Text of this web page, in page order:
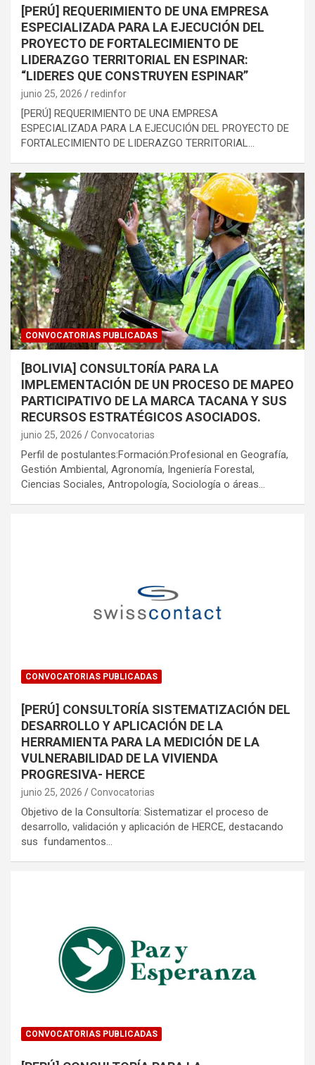
[PERÚ] REQUERIMIENTO DE UNA EMPRESA
ESPECIALIZADA PARA LA EJECUCIÓN DEL
PROYECTO DE FORTALECIMIENTO DE
LIDERAZGO TERRITORIAL EN ESPINAR:
“LIDERES QUE CONSTRUYEN ESPINAR”
junio 25, 2026 redinfor
[PERÚ] REQUERIMIENTO DE UNA EMPRESA
ESPECIALIZADA PARA LA EJECUCIÓN DEL PROYECTO DE
FORTALECIMIENTO DE LIDERAZGO TERRITORIAL…
CONVOCATORIAS PUBLICADAS
[BOLIVIA] CONSULTORÍA PARA LA
IMPLEMENTACIÓN DE UN PROCESO DE MAPEO
PARTICIPATIVO DE LA MARCA TACANA Y SUS
RECURSOS ESTRATÉGICOS ASOCIADOS.
junio 25, 2026 Convocatorias
Perfil de postulantes:Formación:Profesional en Geografía,
Gestión Ambiental, Agronomía, Ingeniería Forestal,
Ciencias Sociales, Antropología, Sociología o áreas…
CONVOCATORIAS PUBLICADAS
[PERÚ] CONSULTORÍA SISTEMATIZACIÓN DEL
DESARROLLO Y APLICACIÓN DE LA
HERRAMIENTA PARA LA MEDICIÓN DE LA
VULNERABILIDAD DE LA VIVIENDA
PROGRESIVA- HERCE
junio 25, 2026 Convocatorias
Objetivo de la Consultoría: Sistematizar el proceso de
desarrollo, validación y aplicación de HERCE, destacando
sus fundamentos…
CONVOCATORIAS PUBLICADAS